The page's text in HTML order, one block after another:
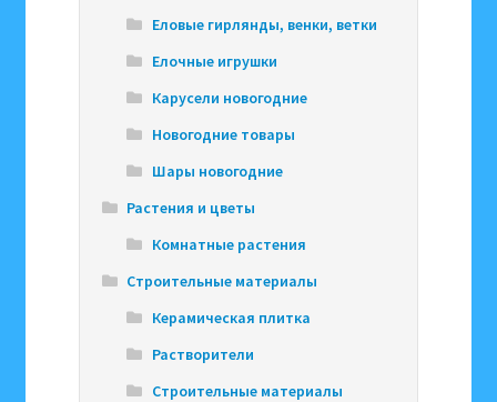
Еловые гирлянды, венки, ветки
Елочные игрушки
Карусели новогодние
Новогодние товары
Шары новогодние
Растения и цветы
Комнатные растения
Строительные материалы
Керамическая плитка
Растворители
Строительные материалы